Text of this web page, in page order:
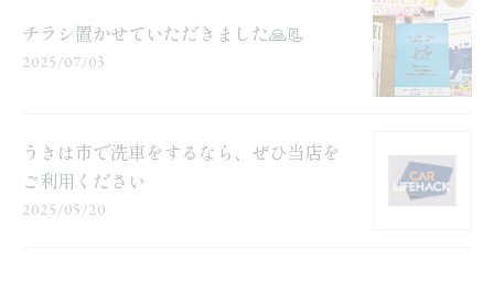
チラシ置かせていただきました🙏📃
2025/07/03
うきは市で洗車をするなら、ぜひ当店を
ご利用ください
2025/05/20